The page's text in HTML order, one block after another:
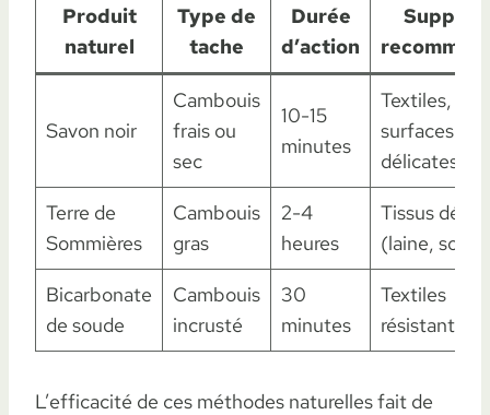
Produit
naturel
Type de
tache
Durée
d’action
Support
Savon noir
Cambouis
frais ou
sec
10-15
minutes
Textiles,
surfaces
délicates
Terre de
Sommières
Cambouis
gras
2-4
heures
Tissus
(laine, soie)
Bicarbonate
de soude
Cambouis
incrusté
30
minutes
Textiles
résistants
L’efficacité de ces méthodes naturelles fait de